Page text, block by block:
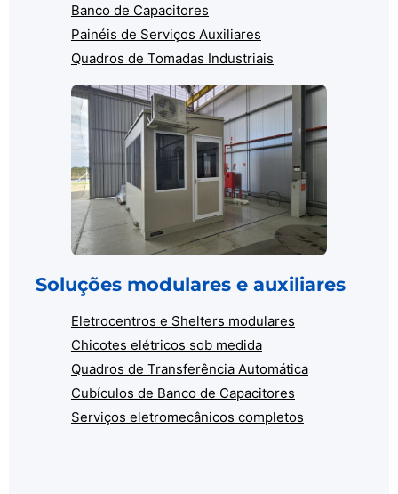
Banco de Capacitores
Painéis de Serviços Auxiliares
Quadros de Tomadas Industriais
Soluções modulares e auxiliares
Eletrocentros e Shelters modulares
Chicotes elétricos sob medida
Quadros de Transferência Automática
Cubículos de Banco de Capacitores
Serviços eletromecânicos completos